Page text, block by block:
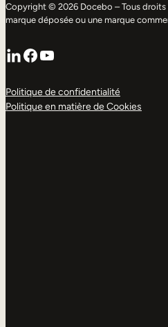
Copyright © 2026 Docebo – Tous droits
marque déposée ou une marque
LinkedIn
Facebook
YouTube
Politique de confidentialité
Politique en matière de Cookies